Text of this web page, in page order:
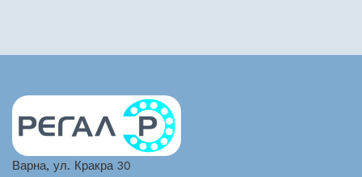
Варна, ул. Кракра 30